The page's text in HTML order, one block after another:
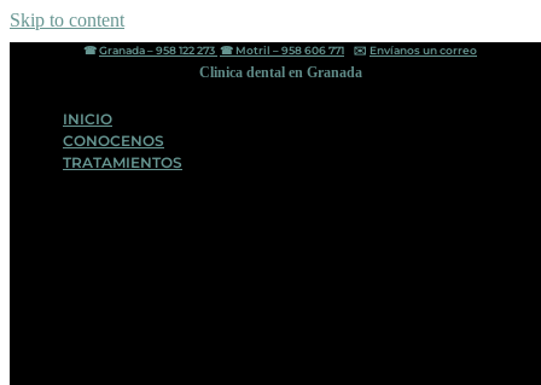
Skip to content
☎︎Granada – 958 122 273 ☎︎ Motril – 958 606 771 ✉️ Envíanos un correo
Clinica dental en Granada
INICIO
CONOCENOS
TRATAMIENTOS